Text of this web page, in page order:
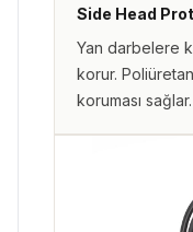
Side Head
Yan darbelere
korur.
koruması sağlar.